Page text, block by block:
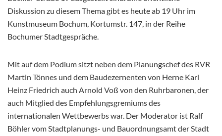
Diskussion zu diesem Thema gibt es heute ab 19 Uhr im
Kunstmuseum Bochum, Kortumstr. 147, in der Reihe
Bochumer Stadtgespräche.
Mit auf dem Podium sitzt neben dem Planungschef des RVR
Martin Tönnes und dem Baudezernenten von Herne Karl
Heinz Friedrich auch Arnold Voß von den Ruhrbaronen, der
auch Mitglied des Empfehlungsgremiums des
internationalen Wettbewerbs war. Der Moderator ist Ralf
Böhler vom Stadtplanungs- und Bauordnungsamt der Stadt